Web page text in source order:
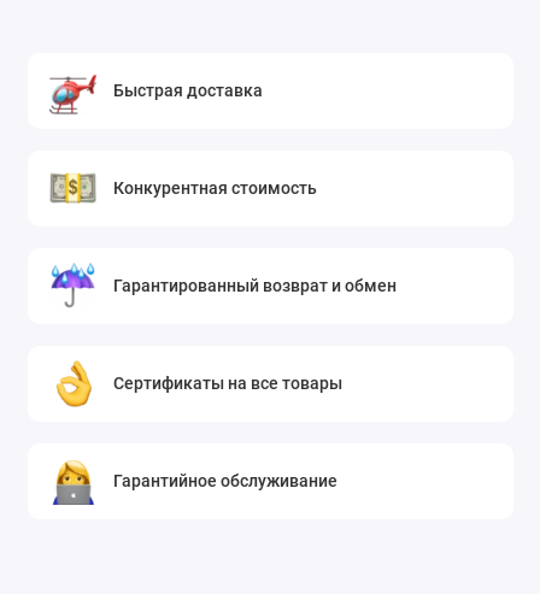
Быстрая доставка
Конкурентная стоимость
Гарантированный возврат и обмен
Сертификаты на все товары
Гарантийное обслуживание